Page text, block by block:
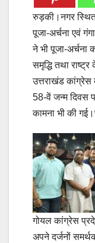
रुड़की।नगर स्थित
पूजा-अर्चना एवं
ने भी पूजा-
समृद्धि तथा
उत्तराखंड
58-वें जन्म दिवस
कामना भी की
गोयल कांग्रेस
अपने दर्जनों